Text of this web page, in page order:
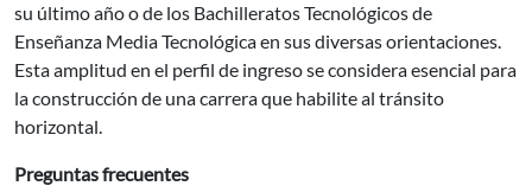
su último año o de los Bachilleratos Tecnológicos de
Enseñanza Media Tecnológica en sus diversas orientaciones.
Esta amplitud en el perfil de ingreso se considera esencial para
la construcción de una carrera que habilite al tránsito
horizontal.
Preguntas frecuentes